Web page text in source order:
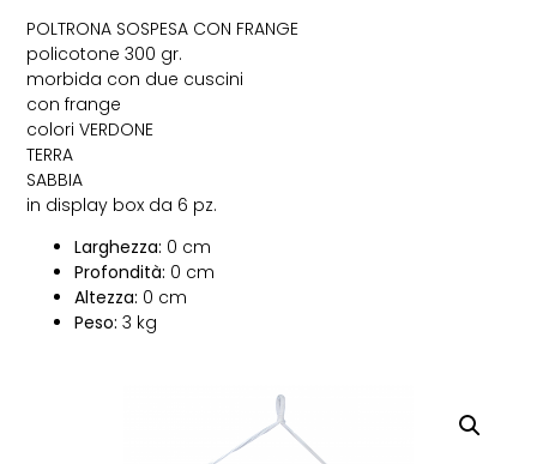
POLTRONA SOSPESA CON FRANGE
policotone 300 gr.
morbida con due cuscini
con frange
colori VERDONE
TERRA
SABBIA
in display box da 6 pz.
Larghezza: 0 cm
Profondità: 0 cm
Altezza: 0 cm
Peso: 3 kg